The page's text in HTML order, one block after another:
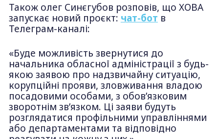
Також олег Синєгубов розповів, що ХОВА
запускає новий проєкт: чат-бот в
Телеграм-каналі:
«Буде можливість звернутися до
начальника обласної адміністрації з будь-
якою заявою про надзвичайну ситуацію,
корупційні прояви, зловживання владою
посадовими особами, з обов’язковим
зворотнім зв’язком. Ці заяви будуть
розглядатися профільними управліннями
або департаментами та відповідно